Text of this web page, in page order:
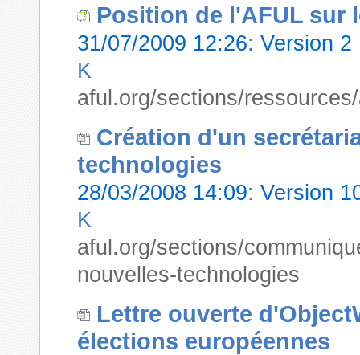
Position de l'AFUL sur
31/07/2009 12:26: Version
K
aful.org/sections/
Création d'un
technologies
28/03/2008 14:09: Version
K
aful.org/sections/
nouvelles-technologies
Lettre ouverte
élections européennes